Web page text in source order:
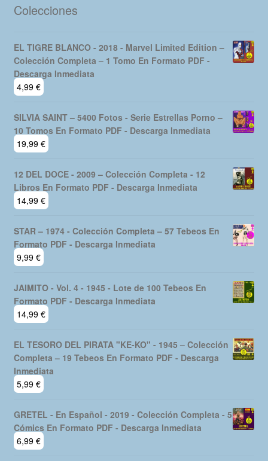
Colecciones
EL TIGRE BLANCO - 2018 - Marvel Limited Edition –
Colección Completa – 1 Tomo En Formato PDF -
Descarga Inmediata
4,99 €
SILVIA SAINT – 5400 Fotos - Serie Estrellas Porno –
10 Tomos En Formato PDF - Descarga Inmediata
19,99 €
12 DEL DOCE - 2009 – Colección Completa - 12
Libros En Formato PDF - Descarga Inmediata
14,99 €
STAR – 1974 - Colección Completa – 57 Tebeos En
Formato PDF - Descarga Inmediata
9,99 €
JAIMITO - Vol. 4 - 1945 - Lote de 100 Tebeos En
Formato PDF - Descarga Inmediata
14,99 €
EL TESORO DEL PIRATA "KE-KO" - 1945 – Colección
Completa – 19 Tebeos En Formato PDF - Descarga
Inmediata
5,99 €
GRETEL - En Español - 2019 - Colección Completa - 5
Cómics En Formato PDF - Descarga Inmediata
6,99 €